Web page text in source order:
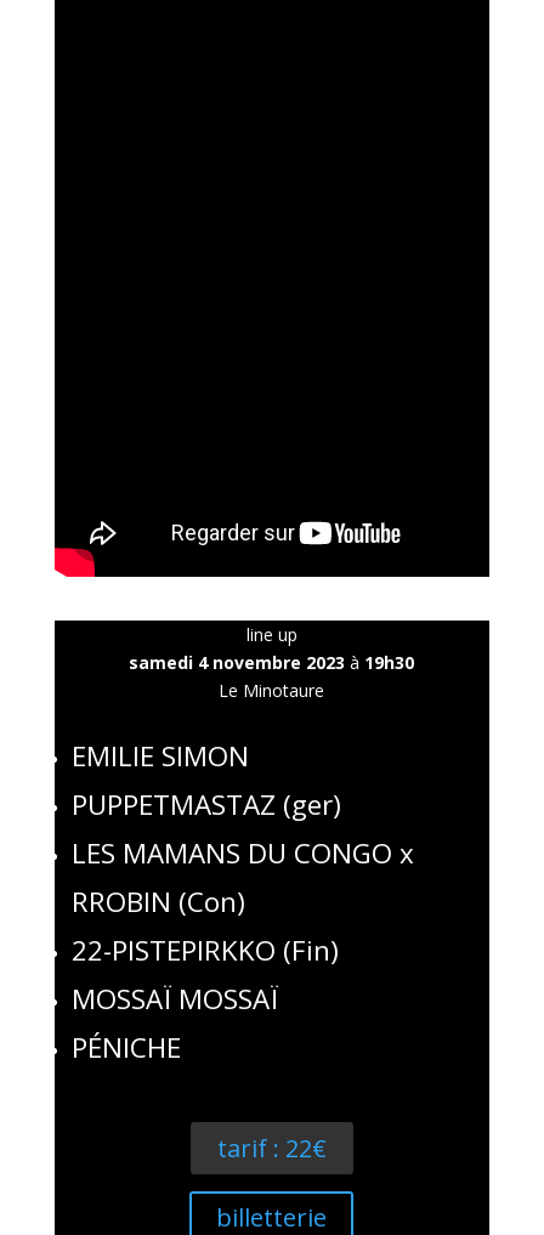
line up
samedi 4 novembre 2023 à 19h30
Le Minotaure
EMILIE SIMON
PUPPETMASTAZ (ger)
LES MAMANS DU CONGO x
RROBIN (Con)
22-PISTEPIRKKO (Fin)
MOSSAÏ MOSSAÏ
PÉNICHE
tarif : 22€
billetterie